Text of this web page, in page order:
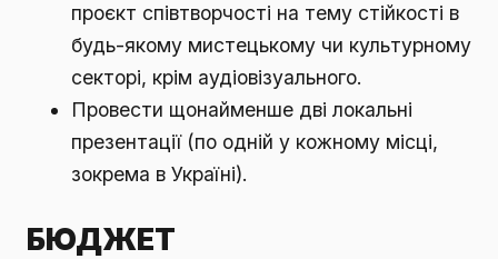
проєкт співтворчості на тему стійкості в
будь-якому мистецькому чи культурному
секторі, крім аудіовізуального.
Провести щонайменше дві локальні
презентації (по одній у кожному місці,
зокрема в Україні).
БЮДЖЕТ